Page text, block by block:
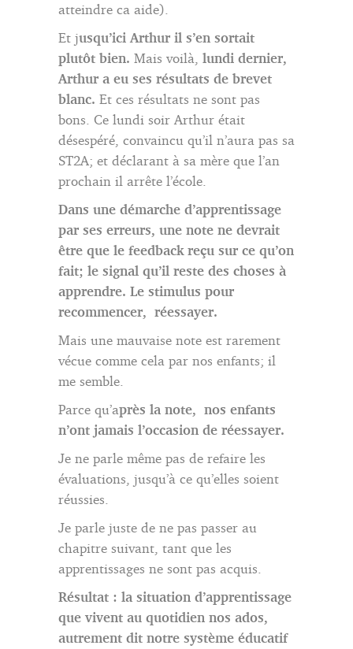
atteindre ca aide).
Et jusqu’ici Arthur il s’en sortait
plutôt bien. Mais voilà, lundi dernier,
Arthur a eu ses résultats de brevet
blanc. Et ces résultats ne sont pas
bons. Ce lundi soir Arthur était
désespéré, convaincu qu’il n’aura pas sa
ST2A; et déclarant à sa mère que l’an
prochain il arrête l’école.
Dans une démarche d’apprentissage
par ses erreurs, une note ne devrait
être que le feedback reçu sur ce qu’on
fait; le signal qu’il reste des choses à
apprendre. Le stimulus pour
recommencer, réessayer.
Mais une mauvaise note est rarement
vécue comme cela par nos enfants; il
me semble.
Parce qu’après la note, nos enfants
n’ont jamais l’occasion de réessayer.
Je ne parle même pas de refaire les
évaluations, jusqu’à ce qu’elles soient
réussies.
Je parle juste de ne pas passer au
chapitre suivant, tant que les
apprentissages ne sont pas acquis.
Résultat : la situation d’apprentissage
que vivent au quotidien nos ados,
autrement dit notre système éducatif